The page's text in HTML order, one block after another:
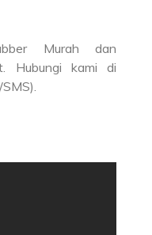
Murah dan
Hubungi kami di